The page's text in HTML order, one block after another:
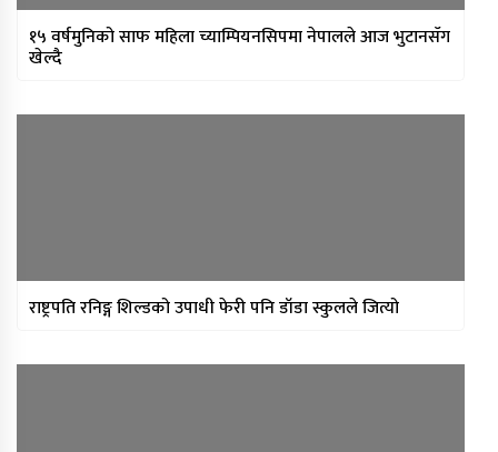
१५ वर्षमुनिको साफ महिला च्याम्पियनसिपमा नेपालले आज भुटानसँग
खेल्दै
राष्ट्रपति रनिङ्ग शिल्डको उपाधी फेरी पनि डाँडा स्कुलले जित्यो